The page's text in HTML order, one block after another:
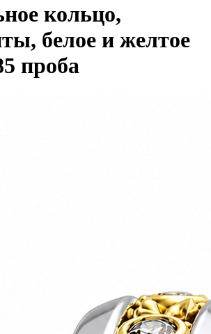
кольцо,
белое и желтое
проба